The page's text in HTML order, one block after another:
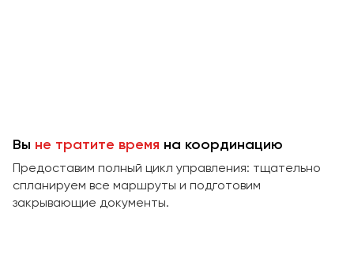
Вы не тратите время на координацию
Предоставим полный цикл управления: тщательно
спланируем все маршруты и подготовим
закрывающие документы.